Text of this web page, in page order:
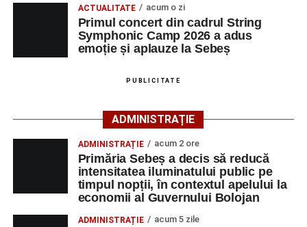
Adaugă-ne ca sursă preferată
Urmărește-ne pe Google News
Primăria Sebeș a decis să reducă intensitatea
iluminatului public pe timpul nopții, în contextul
apelului la economii al Guvernului Bolojan
Duminică, 23 august 2026, Râpa Roșie găzduiește
cea de-a III-a ediție a concursului „CicloAventurier
de Sebeș”
participă, timp de o săptămână, la cursuri de
perfecționare, repetiții și activități artistice desfășurate sub
îndrumarea unor profesori și mentori.
ACTUALITATE acum o zi
Primul concert din cadrul String
Symphonic Camp 2026 a adus
emoție și aplauze la Sebeș
PUBLICITATE
ADMINISTRAȚIE
ADMINISTRAȚIE acum 2 ore
Primăria Sebeș a decis să reducă
intensitatea iluminatului public pe
timpul nopții, în contextul apelului la
economii al Guvernului Bolojan
ADMINISTRAȚIE acum 5 zile